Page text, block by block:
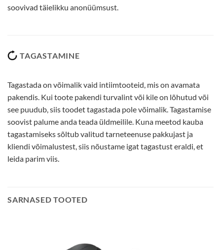
soovivad täielikku anonüümsust.
TAGASTAMINE
Tagastada on võimalik vaid intiimtooteid, mis on avamata
pakendis. Kui toote pakendi turvalint või kile on lõhutud või
see puudub, siis toodet tagastada pole võimalik. Tagastamise
soovist palume anda teada üldmeilile. Kuna meetod kauba
tagastamiseks sõltub valitud tarneteenuse pakkujast ja
kliendi võimalustest, siis nõustame igat tagastust eraldi, et
leida parim viis.
SARNASED TOOTED